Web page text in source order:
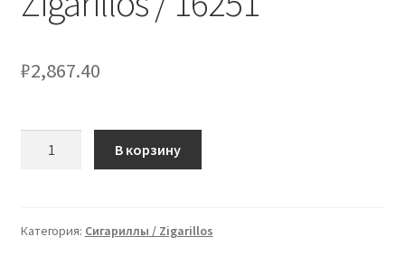
₽2,867.40
Sumatra
В корзину
Категория: Сигариллы / Zigarillos